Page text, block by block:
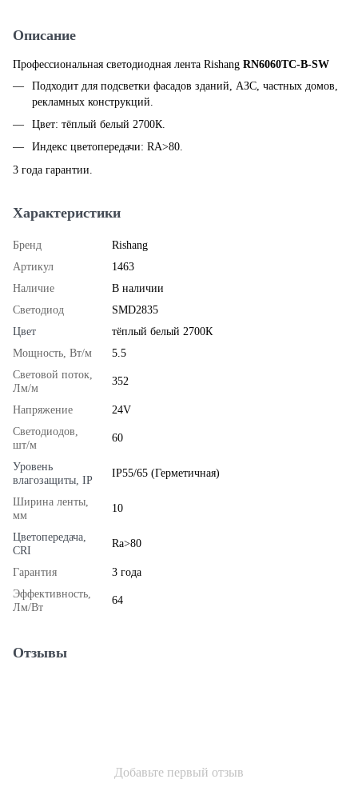
Описание
Профессиональная светодиодная лента Rishang RN6060TC-B-SW
Подходит для подсветки фасадов зданий, АЗС, частных домов,
рекламных конструкций.
Цвет: тёплый белый 2700К.
Индекс цветопередачи: RA>80.
3 года гарантии.
Характеристики
Бренд
Rishang
Артикул
1463
Наличие
В наличии
Светодиод
SMD2835
Цвет
тёплый белый 2700К
Мощность, Вт/м
5.5
Световой поток,
Лм/м
352
Напряжение
24V
Светодиодов,
шт/м
60
Уровень
влагозащиты, IP
IP55/65 (Герметичная)
Ширина ленты,
мм
10
Цветопередача,
CRI
Ra>80
Гарантия
3 года
Эффективность,
Лм/Вт
64
Отзывы
Добавьте первый отзыв